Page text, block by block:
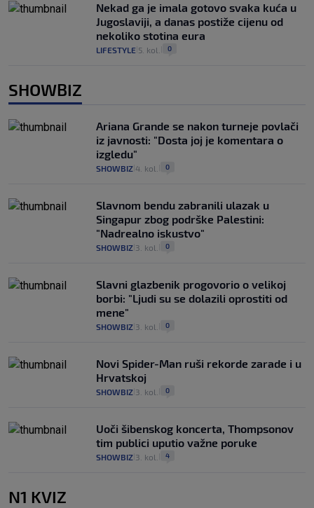
Nekad ga je imala gotovo svaka kuća u
Jugoslaviji, a danas postiže cijenu od
nekoliko stotina eura
LIFESTYLE 5. kol. 0
SHOWBIZ
Ariana Grande se nakon turneje povlači
iz javnosti: "Dosta joj je komentara o
izgledu"
SHOWBIZ 4. kol. 0
Slavnom bendu zabranili ulazak u
Singapur zbog podrške Palestini:
"Nadrealno iskustvo"
SHOWBIZ 3. kol. 0
Slavni glazbenik progovorio o velikoj
borbi: "Ljudi su se dolazili oprostiti od
mene"
SHOWBIZ 3. kol. 0
Novi Spider-Man ruši rekorde zarade i u
Hrvatskoj
SHOWBIZ 3. kol. 0
Uoči šibenskog koncerta, Thompsonov
tim publici uputio važne poruke
SHOWBIZ 3. kol. 4
N1 KVIZ